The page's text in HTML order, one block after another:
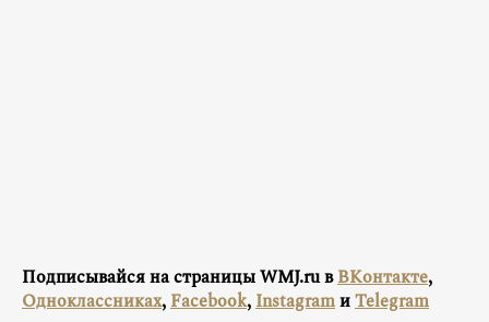
Подписывайся на страницы WMJ.ru вВКонтакте,
Одноклассниках,Facebook,InstagramиTelegram